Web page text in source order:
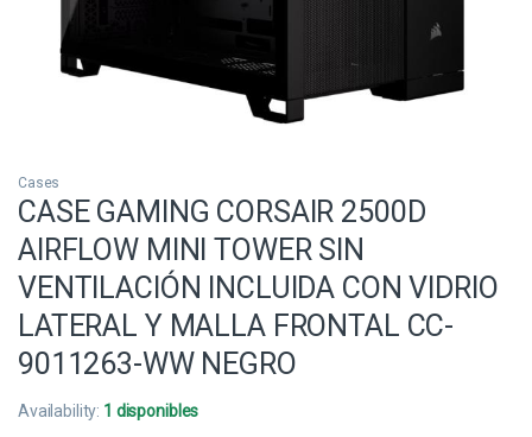
Cases
CASE GAMING CORSAIR 2500D
AIRFLOW MINI TOWER SIN
VENTILACIÓN INCLUIDA CON VIDRIO
LATERAL Y MALLA FRONTAL CC-
9011263-WW NEGRO
Availability: 1 disponibles